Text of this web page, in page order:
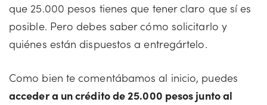
que 25.000 pesos tienes que tener claro que sí es
posible. Pero debes saber cómo solicitarlo y
quiénes están dispuestos a entregártelo.
Como bien te comentábamos al inicio, puedes
acceder a un crédito de 25.000 pesos junto al